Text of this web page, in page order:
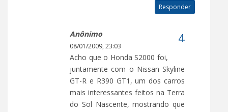
Responder
Anônimo
08/01/2009, 23:03
Acho que o Honda S2000 foi,
juntamente com o Nissan Skyline
GT-R e R390 GT1, um dos carros
mais interessantes feitos na Terra
do Sol Nascente, mostrando que